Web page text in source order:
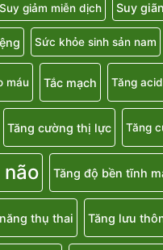
Suy giảm miễn dịch Suy
Sức khỏe sinh sản nam
máu Tắc mạch Tăng
Tăng cường thị lực Tăng
Tăng độ bền tĩnh
thụ thai Tăng lưu